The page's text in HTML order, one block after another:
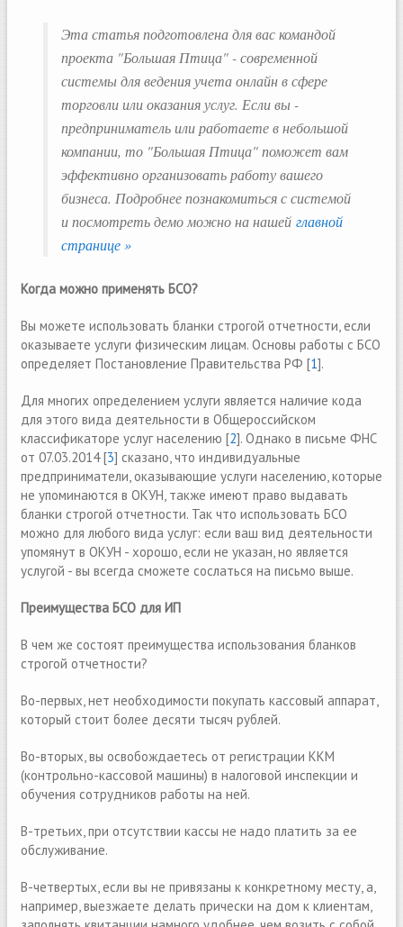
Эта статья подготовлена для вас командой
проекта "Большая Птица" - современной
системы для ведения учета онлайн в сфере
торговли или оказания услуг. Если вы -
предприниматель или работаете в небольшой
компании, то "Большая Птица" поможет вам
эффективно организовать работу вашего
бизнеса. Подробнее познакомиться с системой
и посмотреть демо можно на нашей главной
странице »
Когда можно применять БСО?
Вы можете использовать бланки строгой отчетности, если
оказываете услуги физическим лицам. Основы работы с БСО
определяет Постановление Правительства РФ [1].
Для многих определением услуги является наличие кода
для этого вида деятельности в Общероссийском
классификаторе услуг населению [2]. Однако в письме ФНС
от 07.03.2014 [3] сказано, что индивидуальные
предприниматели, оказывающие услуги населению, которые
не упоминаются в ОКУН, также имеют право выдавать
бланки строгой отчетности. Так что использовать БСО
можно для любого вида услуг: если ваш вид деятельности
упомянут в ОКУН - хорошо, если не указан, но является
услугой - вы всегда сможете сослаться на письмо выше.
Преимущества БСО для ИП
В чем же состоят преимущества использования бланков
строгой отчетности?
Во-первых, нет необходимости покупать кассовый аппарат,
который стоит более десяти тысяч рублей.
Во-вторых, вы освобождаетесь от регистрации ККМ
(контрольно-кассовой машины) в налоговой инспекции и
обучения сотрудников работы на ней.
В-третьих, при отсутствии кассы не надо платить за ее
обслуживание.
В-четвертых, если вы не привязаны к конкретному месту, а,
например, выезжаете делать прически на дом к клиентам,